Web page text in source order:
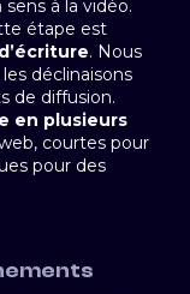
à la vidéo.
étape est
. Nous
déclinaisons
de diffusion.
en plusieurs
courtes pour
pour des